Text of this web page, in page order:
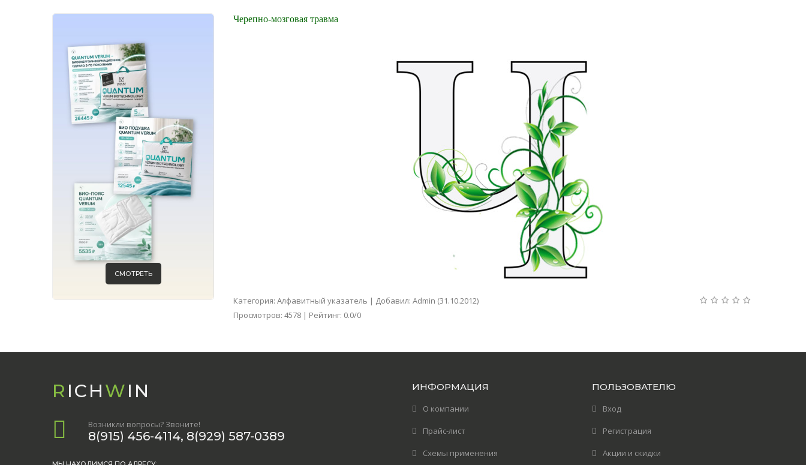
Черепно-мозговая травма
Категория: Алфавитный указатель | Добавил: Admin (31.10.2012)
Просмотров: 4578 | Рейтинг: 0.0/0
СМОТРЕТЬ
R ICHWIN
Возникли вопросы? Звоните!
8(915) 456-4114, 8(929) 587-0389
ИНФОРМАЦИЯ
О компании
Прайс-лист
Схемы применения
ПОЛЬЗОВАТЕЛЮ
Вход
Регистрация
Акции и скидки